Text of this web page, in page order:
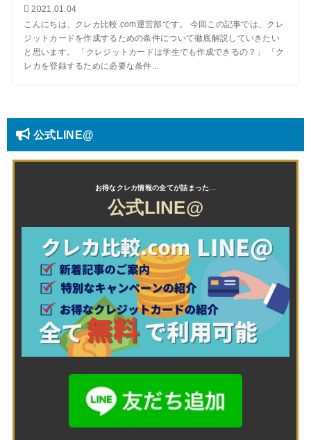
2021.01.04
こんにちは、クレカ比較.com運営部です。 今回この記事では、クレ
ジットカードを作成するための条件について徹底解説していきたい
と思います。 「クレジットカードは学生でも作成できるの？」 「ク
レカを登録するために必要な条件...
公式LINE@
公式LINE@